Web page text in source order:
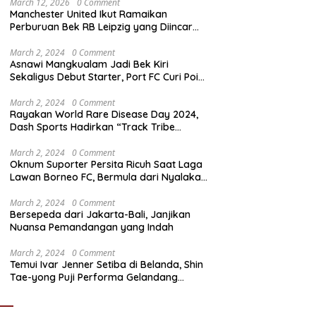
March 12, 2026 0 Comment
Manchester United Ikut Ramaikan
Perburuan Bek RB Leipzig yang Diincar
March 2, 2024 0 Comment
Asnawi Mangkualam Jadi Bek Kiri
Sekaligus Debut Starter, Port FC Curi Poin
March 2, 2024 0 Comment
Rayakan World Rare Disease Day 2024,
Dash Sports Hadirkan “Track Tribe
March 2, 2024 0 Comment
Oknum Suporter Persita Ricuh Saat Laga
Lawan Borneo FC, Bermula dari Nyalakan
March 2, 2024 0 Comment
Bersepeda dari Jakarta-Bali, Janjikan
Nuansa Pemandangan yang Indah
March 2, 2024 0 Comment
Temui Ivar Jenner Setiba di Belanda, Shin
Tae-yong Puji Performa Gelandang